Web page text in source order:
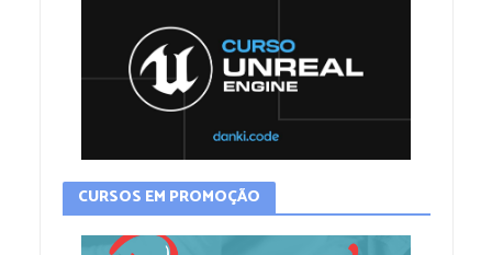
CURSOS EM PROMOÇÃO